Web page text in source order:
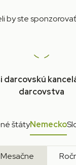
by ste sponzorovať
darcovskú
darcovstva
štátyNemecko
Mesačne